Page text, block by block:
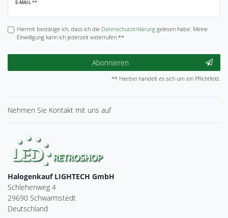
E-MAIL **
Hiermit bestätige ich, dass ich die Daten­schutz­erklärunggelesen habe. Meine
Einwilligung kann ich jederzeit widerrufen.**
Abonnieren
** Hierbei handelt es sich um ein Pflichtfeld.
Nehmen Sie Kontakt mit uns auf
Halogenkauf LIGHTECH GmbH
Schlehenweg 4
29690 Schwarmstedt
Deutschland